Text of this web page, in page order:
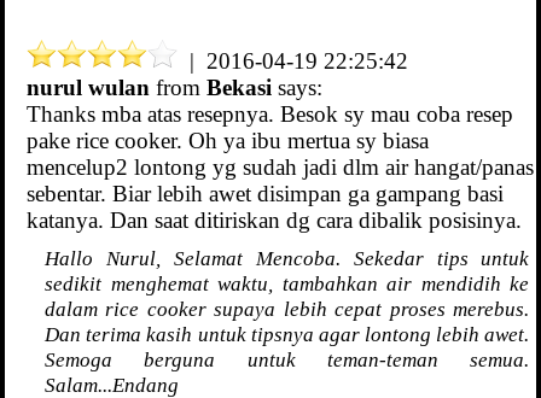
| 2016-04-19 22:25:42
nurul wulan from Bekasi says:
Thanks mba atas resepnya. Besok sy mau coba resep
pake rice cooker. Oh ya ibu mertua sy biasa
mencelup2 lontong yg sudah jadi dlm air hangat/panas
sebentar. Biar lebih awet disimpan ga gampang basi
katanya. Dan saat ditiriskan dg cara dibalik posisinya.
Hallo Nurul, Selamat Mencoba. Sekedar tips untuk
sedikit menghemat waktu, tambahkan air mendidih ke
dalam rice cooker supaya lebih cepat proses merebus.
Dan terima kasih untuk tipsnya agar lontong lebih awet.
Semoga berguna untuk teman-teman semua.
Salam...Endang